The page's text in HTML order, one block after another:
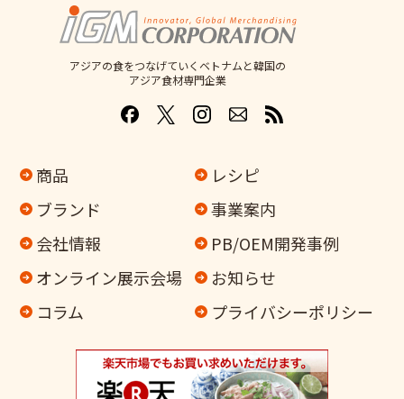
アジアの食をつなげていくベトナムと韓国の
アジア食材専門企業
商品
レシピ
ブランド
事業案内
会社情報
PB/OEM開発事例
オンライン展示会場
お知らせ
コラム
プライバシーポリシー